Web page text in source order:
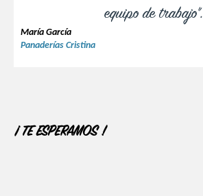
equipo de trabajo".
María García
Panaderías Cristina
¡ TE ESPERAMOS !